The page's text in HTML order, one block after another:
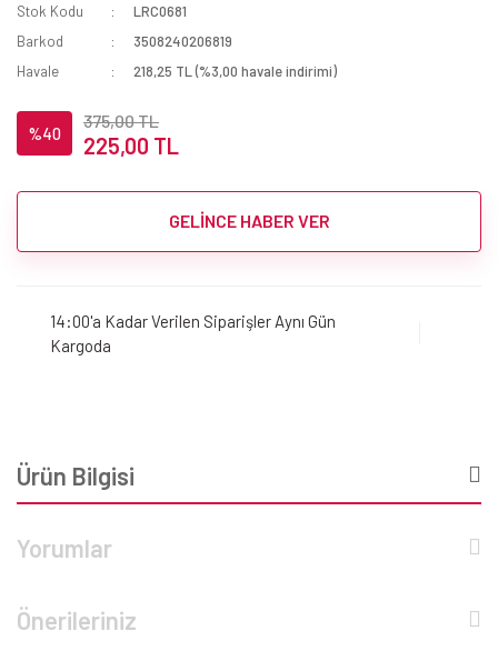
Stok Kodu
LRC0681
Barkod
3508240206819
Havale
218,25 TL (%3,00 havale indirimi)
%40
375,00 TL
225,00 TL
GELİNCE HABER VER
14:00'a Kadar Verilen Siparişler Aynı Gün
Kargoda
Ürün Bilgisi
Yorumlar
Önerileriniz